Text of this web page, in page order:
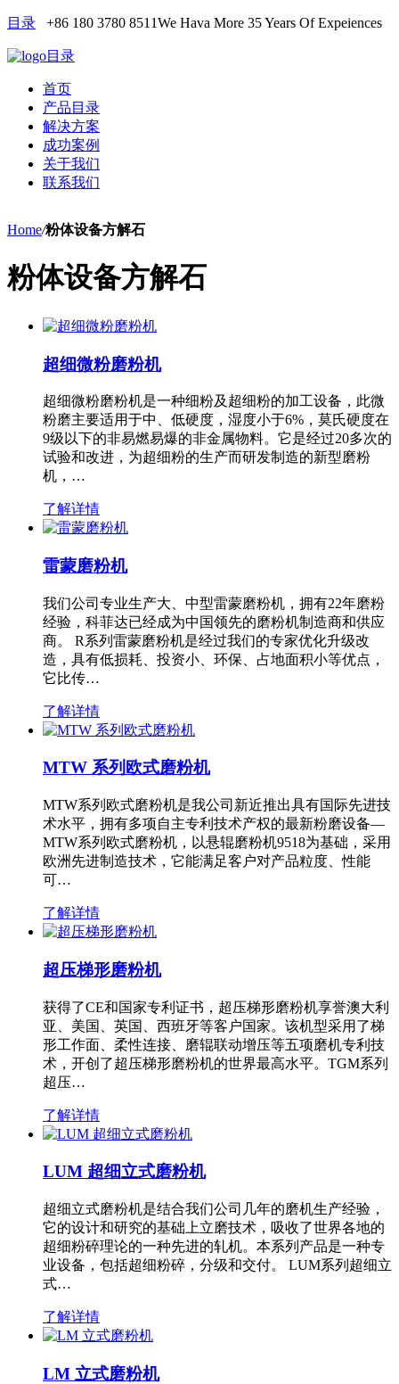
目录 +86 180 3780 8511We Hava More 35 Years Of Expeiences
目录
首页
产品目录
解决方案
成功案例
关于我们
联系我们
Home/粉体设备方解石
粉体设备方解石
超细微粉磨粉机
超细微粉磨粉机是一种细粉及超细粉的加工设备，此微
粉磨主要适用于中、低硬度，湿度小于6%，莫氏硬度在
9级以下的非易燃易爆的非金属物料。它是经过20多次的
试验和改进，为超细粉的生产而研发制造的新型磨粉
机，…
了解详情
雷蒙磨粉机
我们公司专业生产大、中型雷蒙磨粉机，拥有22年磨粉
经验，科菲达已经成为中国领先的磨粉机制造商和供应
商。 R系列雷蒙磨粉机是经过我们的专家优化升级改
造，具有低损耗、投资小、环保、占地面积小等优点，
它比传…
了解详情
MTW 系列欧式磨粉机
MTW系列欧式磨粉机是我公司新近推出具有国际先进技
术水平，拥有多项自主专利技术产权的最新粉磨设备—
MTW系列欧式磨粉机，以悬辊磨粉机9518为基础，采用
欧洲先进制造技术，它能满足客户对产品粒度、性能
可…
了解详情
超压梯形磨粉机
获得了CE和国家专利证书，超压梯形磨粉机享誉澳大利
亚、美国、英国、西班牙等客户国家。该机型采用了梯
形工作面、柔性连接、磨辊联动增压等五项磨机专利技
术，开创了超压梯形磨粉机的世界最高水平。TGM系列
超压…
了解详情
LUM 超细立式磨粉机
超细立式磨粉机是结合我们公司几年的磨机生产经验，
它的设计和研究的基础上立磨技术，吸收了世界各地的
超细粉碎理论的一种先进的轧机。本系列产品是一种专
业设备，包括超细粉碎，分级和交付。 LUM系列超细立
式…
了解详情
LM 立式磨粉机